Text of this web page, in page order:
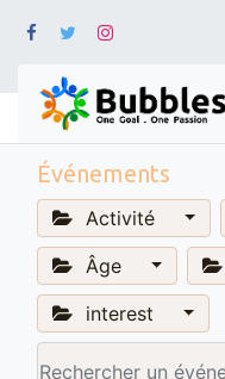
Événements
Activité
Âge
interest